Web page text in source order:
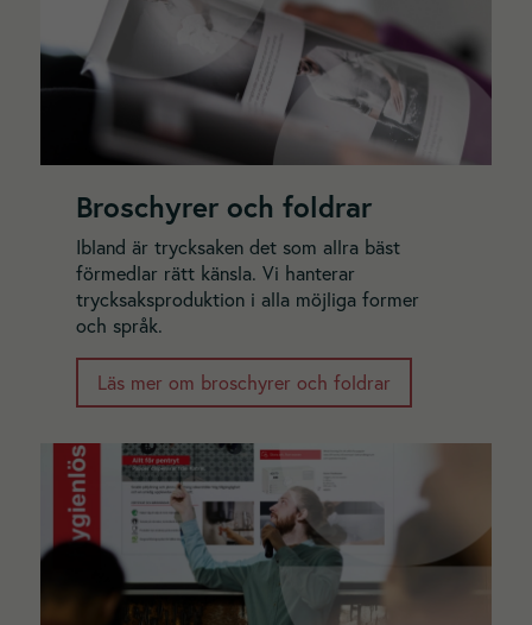
Broschyrer och foldrar
Ibland är trycksaken det som allra bäst
förmedlar rätt känsla. Vi hanterar
trycksaksproduktion i alla möjliga former
och språk.
Läs mer om broschyrer och foldrar
att försvinna
från
hemsidan.
Marknadsföring
Genom att dela
intressen och
ditt beteende
när du surfar
ökar du chansen
att få se
anpassat innehåll
och
erbjudanden.